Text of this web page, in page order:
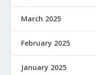
March 2025
February 2025
January 2025